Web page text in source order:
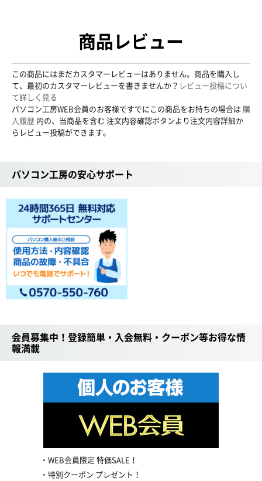
商品レビュー
この商品にはまだカスタマーレビューはありません。商品を購入し
て、最初のカスタマーレビューを書きませんか？ レビュー投稿につい
て詳しく見る
パソコン工房WEB会員のお客様ですでにこの商品をお持ちの場合は 購
入履歴 内の、当商品を含む 注文内容確認ボタンより注文内容詳細か
らレビュー投稿ができます。
パソコン工房の安心サポート
会員募集中！登録簡単・入会無料・クーポン等お得な情
報満載
WEB会員限定 特価SALE！
特別クーポン プレゼント！